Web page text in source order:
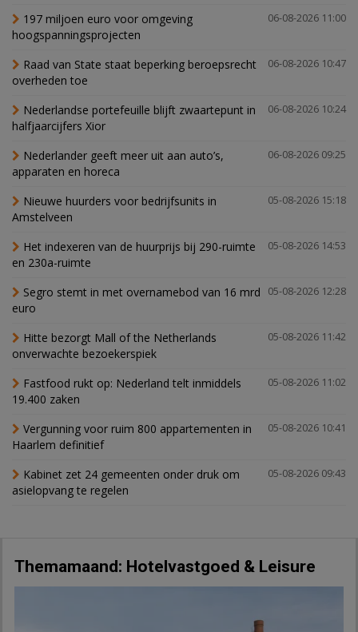
06-08-2026 11:00
197 miljoen euro voor omgeving
hoogspanningsprojecten
06-08-2026 10:47
Raad van State staat beperking beroepsrecht
overheden toe
06-08-2026 10:24
Nederlandse portefeuille blijft zwaartepunt in
halfjaarcijfers Xior
06-08-2026 09:25
Nederlander geeft meer uit aan auto’s,
apparaten en horeca
05-08-2026 15:18
Nieuwe huurders voor bedrijfsunits in
Amstelveen
05-08-2026 14:53
Het indexeren van de huurprijs bij 290-ruimte
en 230a-ruimte
05-08-2026 12:28
Segro stemt in met overnamebod van 16 mrd
euro
05-08-2026 11:42
Hitte bezorgt Mall of the Netherlands
onverwachte bezoekerspiek
05-08-2026 11:02
Fastfood rukt op: Nederland telt inmiddels
19.400 zaken
05-08-2026 10:41
Vergunning voor ruim 800 appartementen in
Haarlem definitief
05-08-2026 09:43
Kabinet zet 24 gemeenten onder druk om
asielopvang te regelen
Themamaand: Hotelvastgoed & Leisure